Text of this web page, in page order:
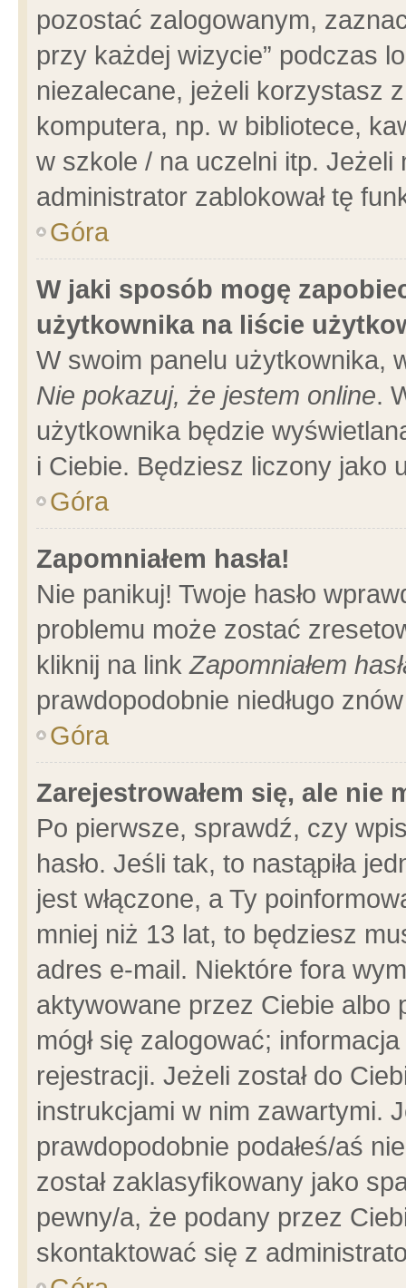
pozostać zalogowanym,
przy każdej wizycie” podczas
niezalecane, jeżeli korzystasz
komputera, np. w bibliotece,
w szkole / na uczelni itp.
administrator zablokował tę
Góra
W jaki sposób mogę
użytkownika na liście
W swoim panelu użytkownika,
Nie pokazuj, że jestem online.
użytkownika będzie
i Ciebie. Będziesz liczony jako
Góra
Zapomniałem hasła!
Nie panikuj! Twoje hasło
problemu może zostać
kliknij na linkZapomniałem
prawdopodobnie niedługo
Góra
Zarejestrowałem się, ale nie
Po pierwsze, sprawdź, czy
hasło. Jeśli tak, to nastąpiła
jest włączone, a Ty
mniej niż 13 lat, to będziesz
adres e-mail. Niektóre fora
aktywowane przez Ciebie albo
mógł się zalogować;
rejestracji. Jeżeli został do
instrukcjami w nim zawartymi.
prawdopodobnie podałeś/aś
został zaklasyfikowany jako
pewny/a, że podany przez
skontaktować się z